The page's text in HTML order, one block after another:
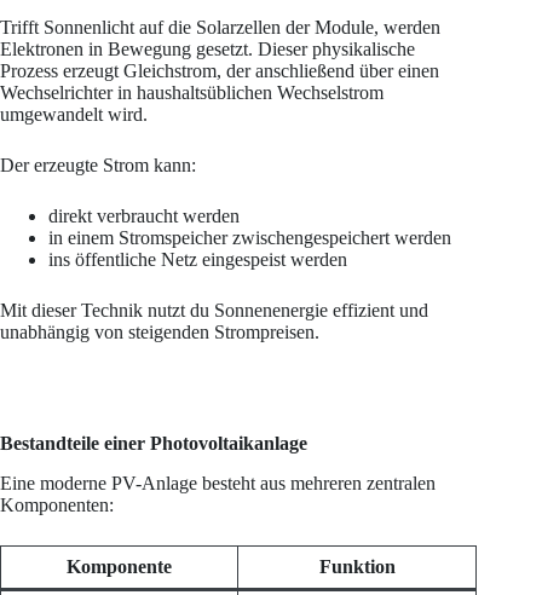
Trifft Sonnenlicht auf die Solarzellen der Module, werden
Elektronen in Bewegung gesetzt. Dieser physikalische
Prozess erzeugt Gleichstrom, der anschließend über einen
Wechselrichter in haushaltsüblichen Wechselstrom
umgewandelt wird.
Der erzeugte Strom kann:
direkt verbraucht werden
in einem Stromspeicher zwischengespeichert werden
ins öffentliche Netz eingespeist werden
Mit dieser Technik nutzt du Sonnenenergie effizient und
unabhängig von steigenden Strompreisen.
Bestandteile einer Photovoltaikanlage
Eine moderne PV-Anlage besteht aus mehreren zentralen
Komponenten:
Komponente Funktion